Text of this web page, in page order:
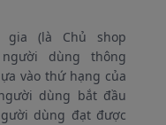
(là Chủ shop
người dùng thông
vào thứ hạng của
dùng bắt đầu
dùng đạt được